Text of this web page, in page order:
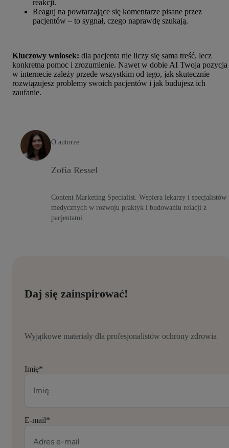
reakcji.
Reaguj na powtarzające się komentarze pisane przez
pacjentów – to sygnał, czego naprawdę szukają.
Kluczowy wniosek: dla pacjenta nie liczy się sama treść, lecz
konkretna pomoc i zrozumienie. Nawet w dobie AI Twoja pozycja
w internecie zależy przede wszystkim od tego, jak skutecznie
rozwiązujesz problemy swoich pacjentów i jak budujesz ich
zaufanie.
O autorze
Zofia Ressel
Content Marketing Specialist. Wspiera lekarzy i specjalistów
medycznych w rozwoju praktyk i budowaniu relacji z
pacjentami.
Daj się zainspirować!
Wyjątkowe materiały dla profesjonalistów ochrony zdrowia
Imię*
E-mail*